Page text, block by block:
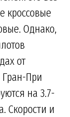
кроссовые
Однако,
от
При
на 3.7-
Скорости и